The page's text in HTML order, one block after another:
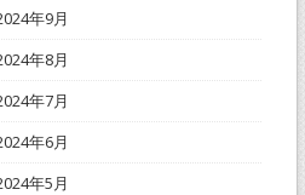
年9月
年8月
年7月
年6月
年5月